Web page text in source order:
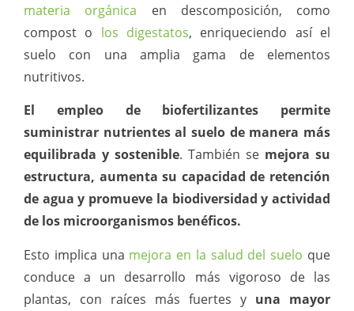
materia orgánica en descomposición, como
compost o los digestatos, enriqueciendo así el
suelo con una amplia gama de elementos
nutritivos.
El empleo de biofertilizantes permite
suministrar nutrientes al suelo de manera más
equilibrada y sostenible. También se mejora su
estructura, aumenta su capacidad de retención
de agua y promueve la biodiversidad y actividad
de los microorganismos benéficos.
Esto implica una mejora en la salud del suelo que
conduce a un desarrollo más vigoroso de las
plantas, con raíces más fuertes y una mayor